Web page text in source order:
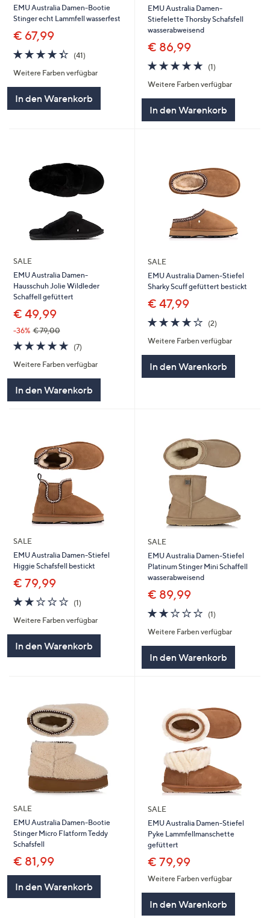
diese
anzuzeigen.
EMU Australia Damen-Bootie
Stinger echt Lammfell wasserfest
€ 67,99
4.3
von
5
(41)41
Weitere Farben verfügbar
In den Warenkorb
EMU Australia Damen-
Stiefelette Thorsby Schafsfell
wasserabweisend
€ 86,99
5.0
von
5
(1)1
Weitere Farben verfügbar
In den Warenkorb
SALE
EMU Australia Damen-
Hausschuh Jolie Wildleder
Schaffell gefüttert
€ 49,99
-36% € 79,00
4.7
von
5
(7)7
Weitere Farben verfügbar
In den Warenkorb
SALE
EMU Australia Damen-Stiefel
Sharky Scuff gefüttert bestickt
€ 47,99
4.0
von
5
(2)2
Weitere Farben verfügbar
In den Warenkorb
SALE
EMU Australia Damen-Stiefel
Higgie Schafsfell bestickt
€ 79,99
2.0
von
5
(1)1
Weitere Farben verfügbar
In den Warenkorb
SALE
EMU Australia Damen-Stiefel
Platinum Stinger Mini Schaffell
wasserabweisend
€ 89,99
2.0
von
5
(1)1
Weitere Farben verfügbar
In den Warenkorb
SALE
EMU Australia Damen-Bootie
Stinger Micro Flatform Teddy
Schafsfell
€ 81,99
In den Warenkorb
SALE
EMU Australia Damen-Stiefel
Pyke Lammfellmanschette
gefüttert
€ 79,99
Weitere Farben verfügbar
In den Warenkorb